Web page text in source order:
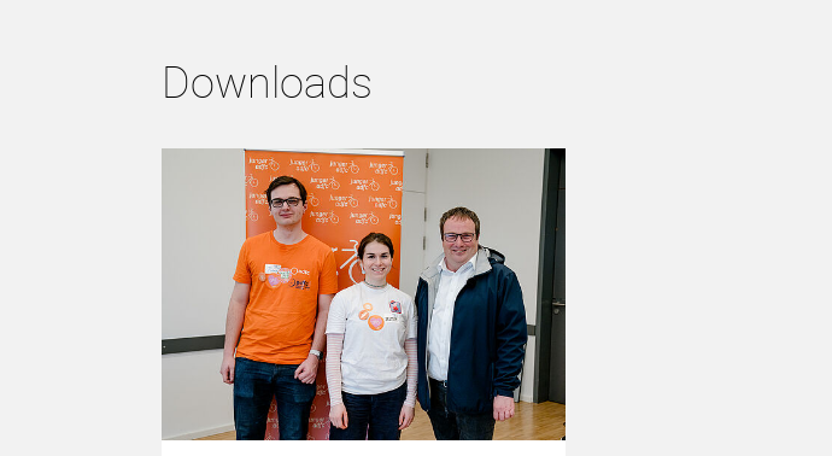
Downloads